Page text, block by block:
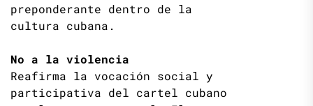
preponderante dentro de la
cultura cubana.
No a la violencia
Reafirma la vocación social y
participativa del cartel cubano